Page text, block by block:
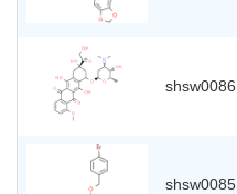
shsw0086
shsw0085